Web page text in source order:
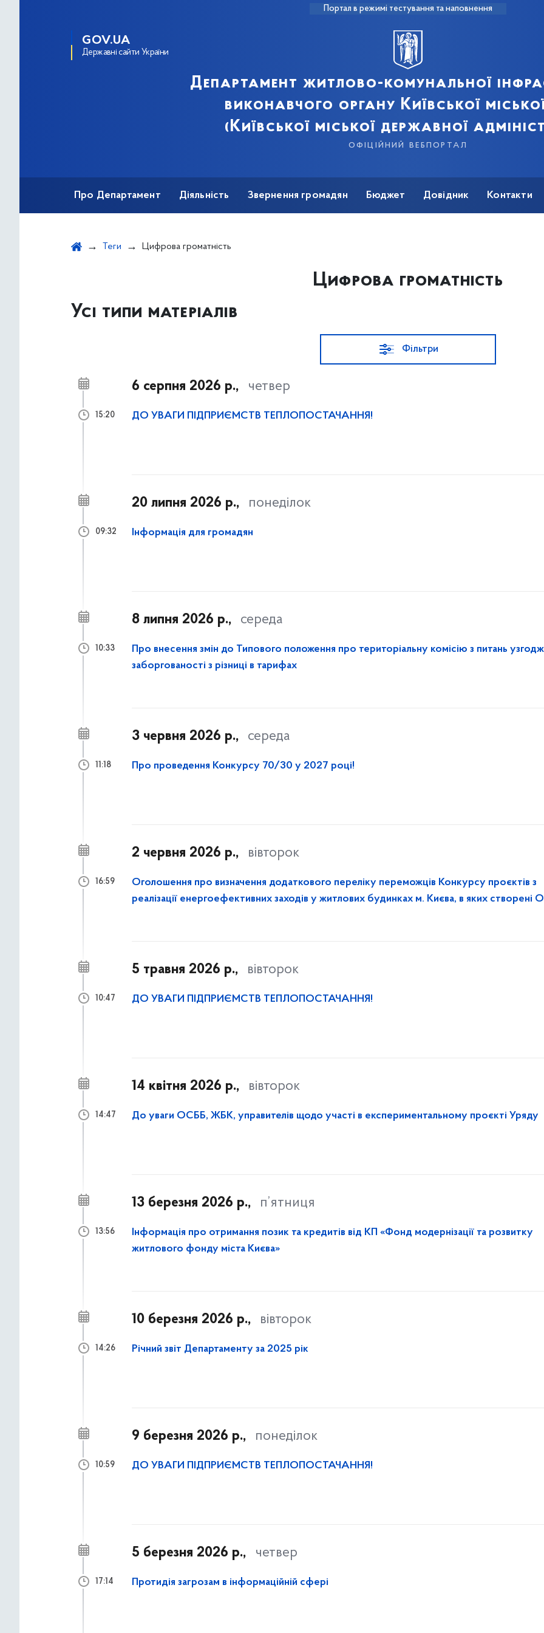
Портал в режимі тестування та наповнення
GOV.UA
Державні сайти України
Департамент житлово-комунальної
виконавчого органу Київської
(Київської міської державної
офіційний вебпортал
Про Департамент Діяльність Звернення громадян Бюджет Довідник Контакти
Теги Цифрова громатність
Цифрова громатність
Усі типи матеріалів
Фільтри
6 серпня 2026 р., четвер
ДО УВАГИ ПІДПРИЄМСТВ ТЕПЛОПОСТАЧАННЯ!
15:20
20 липня 2026 р., понеділок
Інформація для громадян
09:32
8 липня 2026 р., середа
Про внесення змін до Типового положення про територіальну комісію з питань
заборгованості з різниці в тарифах
10:33
3 червня 2026 р., середа
Про проведення Конкурсу 70/30 у 2027 році!
11:18
2 червня 2026 р., вівторок
Оголошення про визначення додаткового переліку переможців Конкурсу проєктів з
реалізації енергоефективних заходів у житлових будинках м. Києва, в яких створені
16:59
5 травня 2026 р., вівторок
ДО УВАГИ ПІДПРИЄМСТВ ТЕПЛОПОСТАЧАННЯ!
10:47
14 квітня 2026 р., вівторок
До уваги ОСББ, ЖБК, управителів щодо участі в експериментальному проєкті Уряду
14:47
13 березня 2026 р., п’ятниця
Інформація про отримання позик та кредитів від КП «Фонд модернізації та розвитку
житлового фонду міста Києва»
13:56
10 березня 2026 р., вівторок
Річний звіт Департаменту за 2025 рік
14:26
9 березня 2026 р., понеділок
ДО УВАГИ ПІДПРИЄМСТВ ТЕПЛОПОСТАЧАННЯ!
10:59
5 березня 2026 р., четвер
Протидія загрозам в інформаційній сфері
17:14